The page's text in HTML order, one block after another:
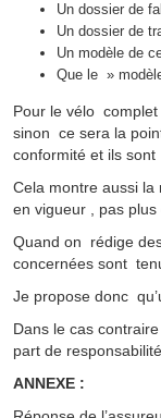
Un dossier de
Un dossier de
Un modèle de
Que le »
Pour le vélo
sinon ce sera la
conformité et ils sont
Cela montre aussi
en vigueur , pas plus
Quand on rédige
concernées sont
Je propose donc
Dans le cas
part de responsabilité .
ANNEXE :